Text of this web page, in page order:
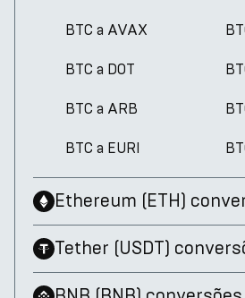
BTC a AVAX
BTC a DOT
BTC a ARB
BTC a EURI
Ethereum (ETH)
Tether (USDT)